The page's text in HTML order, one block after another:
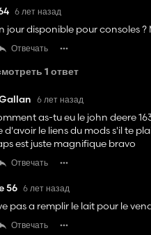
6 лет назад
jour disponible pour consoles ?
Отвечать
1 ответ
6 лет назад
as-tu eu le john deere
d'avoir le liens du mods s'il te
est juste magnifique bravo
Отвечать
56 6 лет назад
pas a remplir le lait pour le
Отвечать